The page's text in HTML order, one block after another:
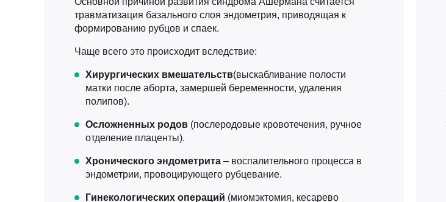
травматизация базального слоя эндометрия, приводящая к
формированию рубцов и спаек.
Чаще всего это происходит вследствие:
Хирургических вмешательств(выскабливание полости
матки после аборта, замершей беременности, удаления
полипов).
Осложненных родов (послеродовые кровотечения, ручное
отделение плаценты).
Хронического эндометрита – воспалительного процесса в
эндометрии, провоцирующего рубцевание.
Гинекологических операций (миомэктомия, кесарево